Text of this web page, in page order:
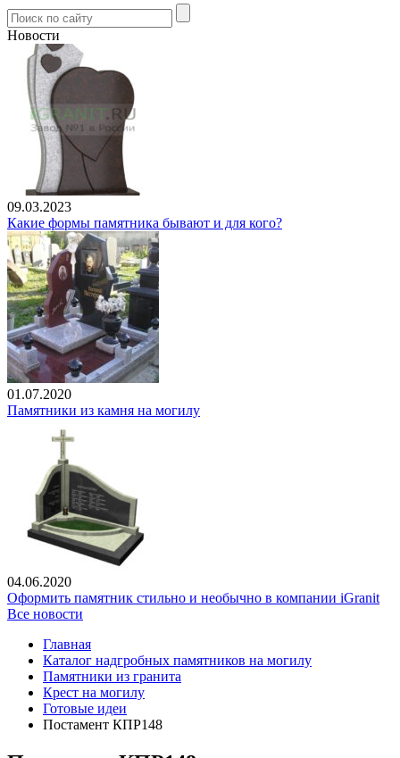
Новости
09.03.2023
Какие формы памятника бывают и для кого?
01.07.2020
Памятники из камня на могилу
04.06.2020
Оформить памятник стильно и необычно в компании iGranit
Все новости
Главная
Каталог надгробных памятников на могилу
Памятники из гранита
Крест на могилу
Готовые идеи
Постамент КПР148